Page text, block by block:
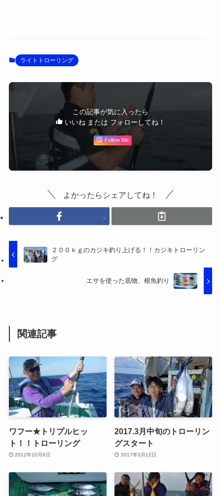
ライトトローリング
この記事が気に入ったら
いいね または フォローしてね！
Follow Me
よかったらシェアしてね！
２００ｋｇのカジキ釣り上げる！！カジキトローリン
グ
エサを使った底物、根魚釣り
関連記事
ワフー★トリプルヒッ
ト！！トローリング
2012年10月6日
2017.3月中旬のトローリン
グスタート
2017年3月12日